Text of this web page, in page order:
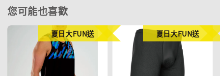
您可能也喜歡
夏日大FUN送 夏日大FUN送